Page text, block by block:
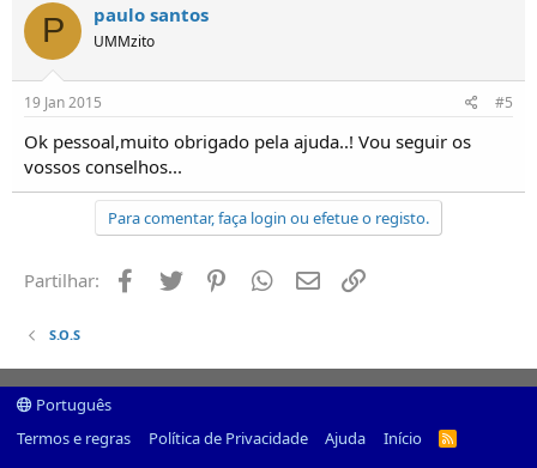
P paulo santos
UMMzito
19 Jan 2015 #5
Ok pessoal,muito obrigado pela ajuda..! Vou seguir os
vossos conselhos...
Para comentar, faça login ou efetue o registo.
Partilhar: Facebook
Twitter PinterestWhatsapp
Email
S.O.S
Português
Termos e regras
Política de Privacidade Ajuda Início
R